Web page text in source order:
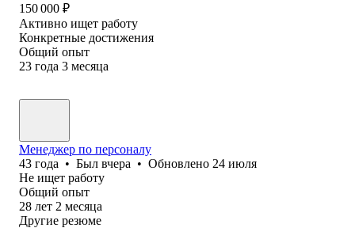
150 000 ₽
Активно ищет работу
Конкретные достижения
Общий опыт
23 года 3 месяца
Менеджер по персоналу
43 года • Был вчера • Обновлено 24 июля
Не ищет работу
Общий опыт
28 лет 2 месяца
Другие резюме